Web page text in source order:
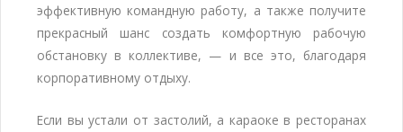
эффективную командную работу, а также получите
прекрасный шанс создать комфортную рабочую
обстановку в коллективе, — и все это, благодаря
корпоративному отдыху.
Если вы устали от застолий, а караоке в ресторанах